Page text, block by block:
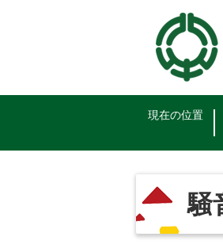
現在の位置
騒